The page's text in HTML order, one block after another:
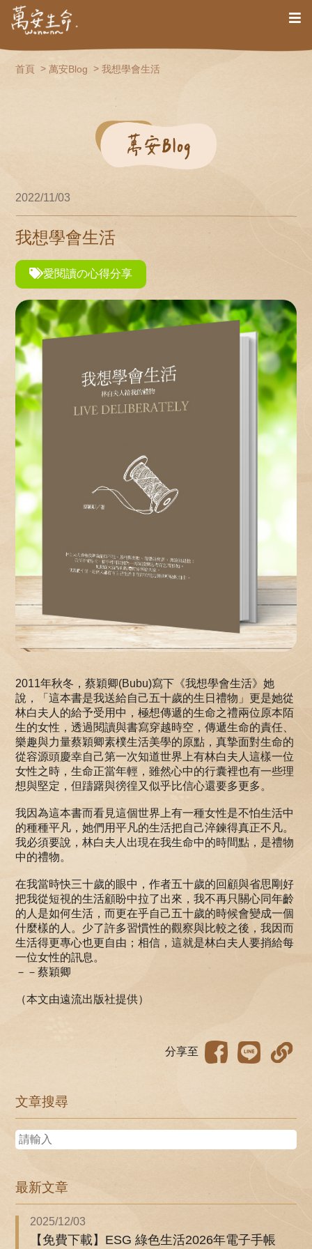
首頁 萬安Blog 我想學會生活
2022/11/03
我想學會生活
愛閱讀の心得分享
2011年秋冬，蔡穎卿(Bubu)寫下《我想學會生活》她
說，「這本書是我送給自己五十歲的生日禮物」更是她從
林白夫人的給予受用中，極想傳遞的生命之禮兩位原本陌
生的女性，透過閱讀與書寫穿越時空，傳遞生命的責任、
樂趣與力量蔡穎卿素樸生活美學的原點，真摯面對生命的
從容源頭慶幸自己第一次知道世界上有林白夫人這樣一位
女性之時，生命正當年輕，雖然心中的行囊裡也有一些理
想與堅定，但躊躇與徬徨又似乎比信心還要多更多。
我因為這本書而看見這個世界上有一種女性是不怕生活中
的種種平凡，她們用平凡的生活把自己淬鍊得真正不凡。
我必須要說，林白夫人出現在我生命中的時間點，是禮物
中的禮物。
在我當時快三十歲的眼中，作者五十歲的回顧與省思剛好
把我從短視的生活顧盼中拉了出來，我不再只關心同年齡
的人是如何生活，而更在乎自己五十歲的時候會變成一個
什麼樣的人。少了許多習慣性的觀察與比較之後，我因而
生活得更專心也更自由；相信，這就是林白夫人要捎給每
一位女性的訊息。
－－蔡穎卿
（本文由遠流出版社提供）
分享至
文章搜尋
最新文章
2025/12/03
【免費下載】ESG 綠色生活2026年電子手帳